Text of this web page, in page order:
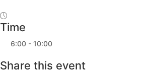
Time
6:00 - 10:00
Share this event